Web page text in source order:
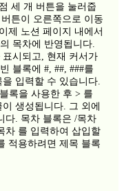
세 개 버튼을 눌러줍
튼이 오른쪽으로 이동
제 노션 페이지 내에서
목차에 반영됩니다.
시되고, 현재 커서가
블록에 #, ##, ###를
입력할 수 있습니다.
록을 사용한 후 > 를
생성됩니다. 그 외에
다. 목차 블록은 /목차
차 를 입력하여 삽입할
적용하려면 제목 블록